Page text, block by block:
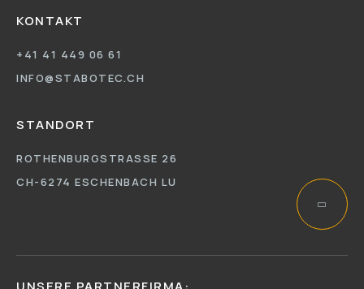
KONTAKT
+41 41 449 06 61
INFO@STABOTEC.CH
STANDORT
ROTHENBURGSTRASSE 26
CH-6274 ESCHENBACH LU